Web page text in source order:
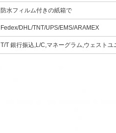
防水フィルム付きの紙箱で
Fedex/DHL/TNT/UPS/EMS/ARAMEX
T/T 銀行振込,L/C,マネーグラム,ウェストユ